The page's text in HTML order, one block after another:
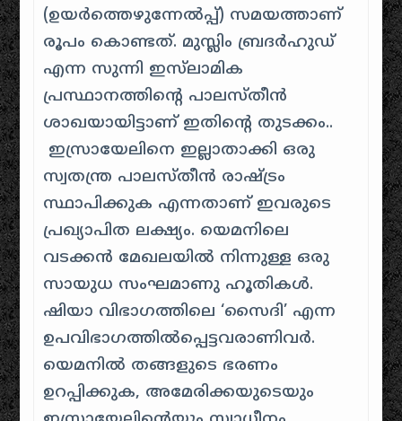
(ഉയർത്തെഴുന്നേൽപ്പ്) സമയത്താണ്
രൂപം കൊണ്ടത്. മുസ്ലിം ബ്രദർഹുഡ്
എന്ന സുന്നി ഇസ്‌ലാമിക
പ്രസ്ഥാനത്തിന്റെ പാലസ്തീൻ
ശാഖയായിട്ടാണ് ഇതിന്റെ തുടക്കം..
ഇസ്രായേലിനെ ഇല്ലാതാക്കി ഒരു
സ്വതന്ത്ര പാലസ്തീൻ രാഷ്ട്രം
സ്ഥാപിക്കുക എന്നതാണ് ഇവരുടെ
പ്രഖ്യാപിത ലക്ഷ്യം. യെമനിലെ
വടക്കൻ മേഖലയിൽ നിന്നുള്ള ഒരു
സായുധ സംഘമാണു ഹൂതികൾ.
ഷിയാ വിഭാഗത്തിലെ ‘സൈദി’ എന്ന
ഉപവിഭാഗത്തിൽപ്പെട്ടവരാണിവർ.
യെമനിൽ തങ്ങളുടെ ഭരണം
ഉറപ്പിക്കുക, അമേരിക്കയുടെയും